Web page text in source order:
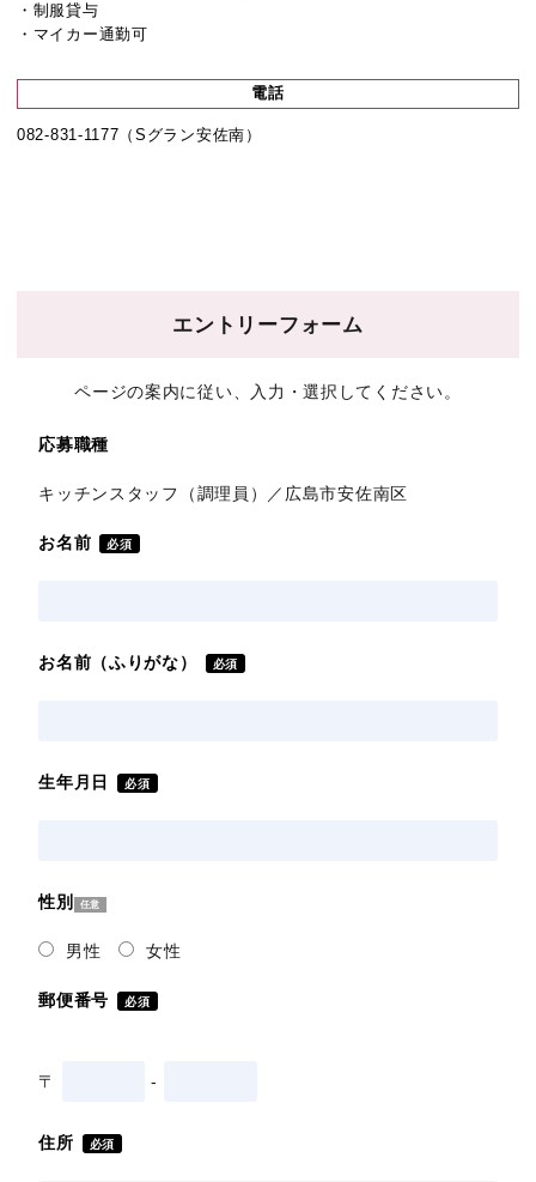
・制服貸与
・マイカー通勤可
電話
082-831-1177（Sグラン安佐南）
エントリーフォーム
ページの案内に従い、入力・選択してください。
応募職種
キッチンスタッフ（調理員）／広島市安佐南区
お名前 必須
性別 任意
男性 女性
〒